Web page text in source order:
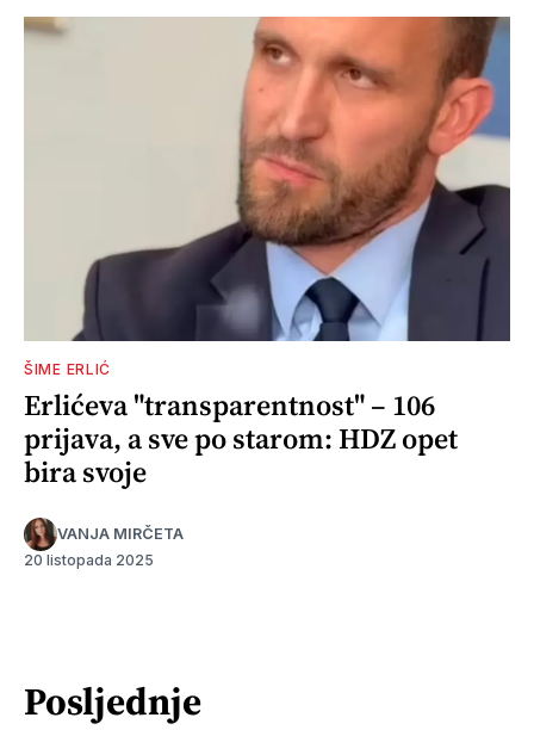
ŠIME ERLIĆ
Erlićeva "transparentnost" – 106
prijava, a sve po starom: HDZ opet
bira svoje
VANJA MIRČETA
20 listopada 2025
Posljednje